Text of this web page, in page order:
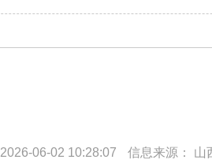
2026-06-02 10:28:07 信息来源： 山